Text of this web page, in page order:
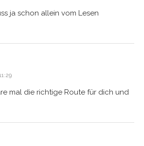
ja schon allein vom Lesen
mal die richtige Route für dich und